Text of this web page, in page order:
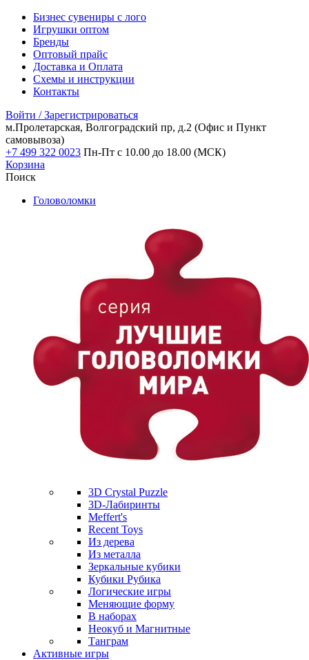
Бизнес сувениры с лого
Игрушки оптом
Бренды
Оптовый прайс
Доставка и Оплата
Схемы и инструкции
Контакты
Войти / Зарегистрироваться
м.Пролетарская, Волгоградский пр, д.2 (Офис и Пункт
самовывоза)
+7 499 322 0023 Пн-Пт с 10.00 до 18.00 (МСК)
Корзина
Поиск
Головоломки
3D Crystal Puzzle
3D-Лабиринты
Meffert's
Recent Toys
Из дерева
Из металла
Зеркальные кубики
Кубики Рубика
Логические игры
Меняющие форму
В наборах
Неокуб и Магнитные
Танграм
Активные игры